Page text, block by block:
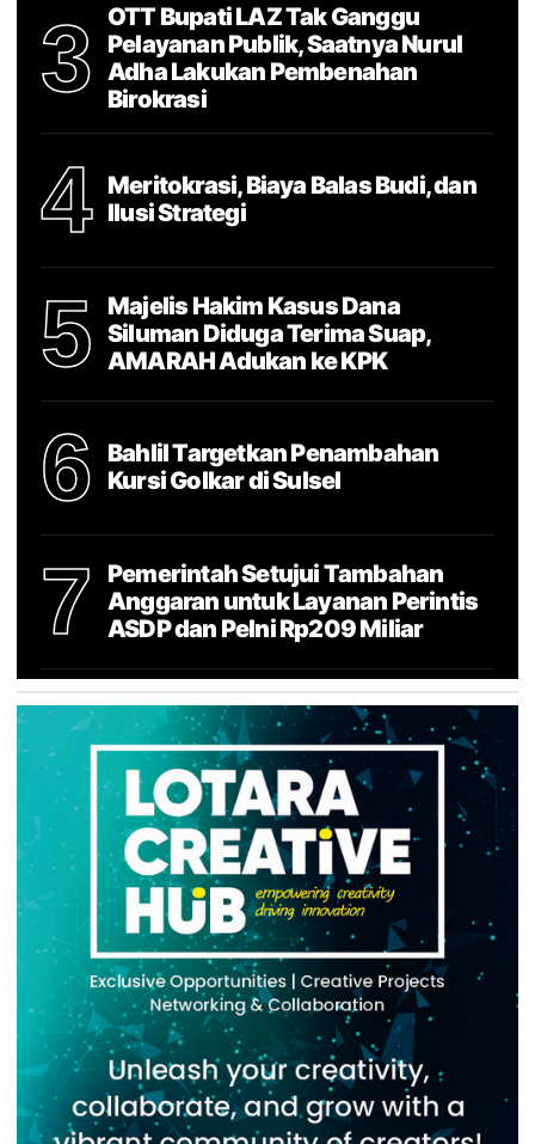
3
OTT Bupati LAZ Tak Ganggu
Pelayanan Publik, Saatnya Nurul
Adha Lakukan Pembenahan
Birokrasi
4
Meritokrasi, Biaya Balas Budi, dan
Ilusi Strategi
5
Majelis Hakim Kasus Dana
Siluman Diduga Terima Suap,
AMARAH Adukan ke KPK
6
Bahlil Targetkan Penambahan
Kursi Golkar di Sulsel
7
Pemerintah Setujui Tambahan
Anggaran untuk Layanan Perintis
ASDP dan Pelni Rp209 Miliar